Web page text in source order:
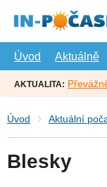
hlavní
Úvod
Aktuálně
AKTUALITA:
Úvod Aktuální
Blesky